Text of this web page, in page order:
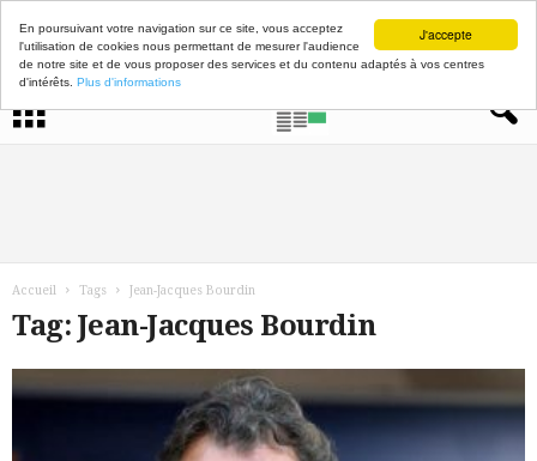
J'accepte
En poursuivant votre navigation sur ce site, vous acceptez
l'utilisation de cookies nous permettant de mesurer l'audience
de notre site et de vous proposer des services et du contenu adaptés à vos centres
d'intérêts. Plus d'informations
Accueil Tags Jean-Jacques Bourdin
Tag: Jean-Jacques Bourdin